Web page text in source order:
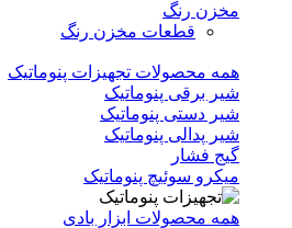
مخزن رنگ
قطعات مخزن رنگ
همه محصولات تجهیزات پنوماتیک
شیر برقی پنوماتیک
شیر دستی پنوماتیک
شیر پدالی پنوماتیک
گیج فشار
میکرو سوئیچ پنوماتیک
همه محصولات ابزار بادی